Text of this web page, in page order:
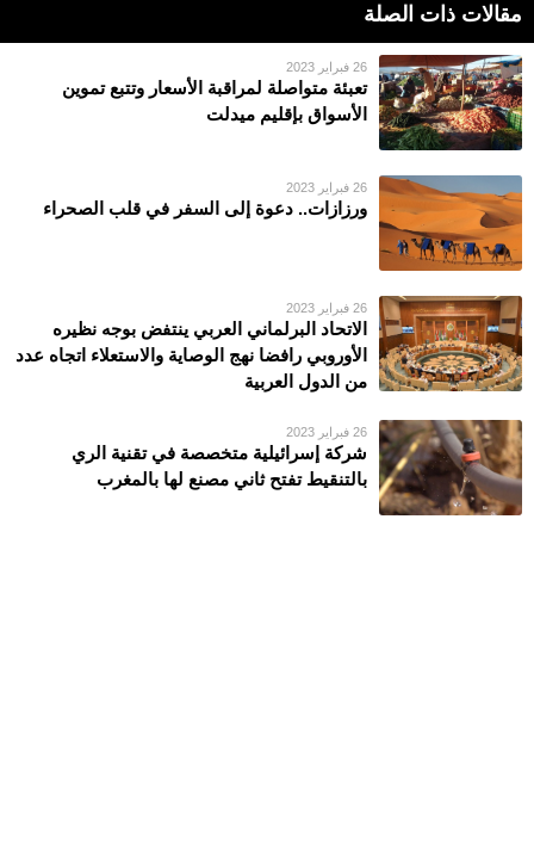
مقالات ذات الصلة
26 فبراير 2023
تعبئة متواصلة لمراقبة الأسعار وتتبع تموين
الأسواق بإقليم ميدلت
26 فبراير 2023
ورزازات.. دعوة إلى السفر في قلب الصحراء
26 فبراير 2023
الاتحاد البرلماني العربي ينتفض بوجه نظيره
الأوروبي رافضا نهج الوصاية والاستعلاء اتجاه عدد
من الدول العربية
26 فبراير 2023
شركة إسرائيلية متخصصة في تقنية الري
بالتنقيط تفتح ثاني مصنع لها بالمغرب